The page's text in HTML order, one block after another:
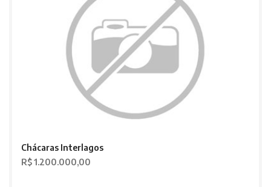
Chácaras Interlagos
R$ 1.200.000,00